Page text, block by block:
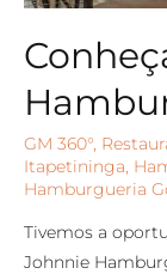
GM 360°,
Itapetininga,
Hamburgueria
Tivemos a
Johnnie